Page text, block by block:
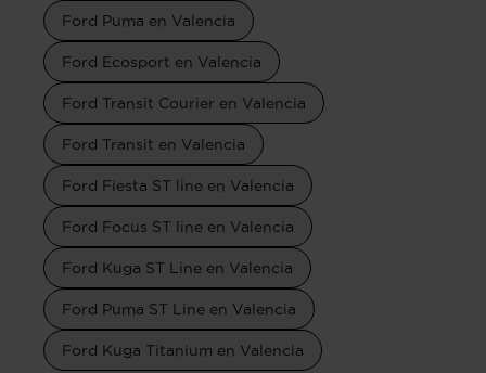
Ford Puma en Valencia
Ford Ecosport en Valencia
Ford Transit Courier en Valencia
Ford Transit en Valencia
Ford Fiesta ST line en Valencia
Ford Focus ST line en Valencia
Ford Kuga ST Line en Valencia
Ford Puma ST Line en Valencia
Ford Kuga Titanium en Valencia